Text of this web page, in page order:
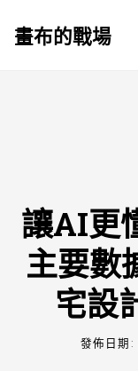
畫布的戰場
讓AI更
主要數
宅設
發佈日期: